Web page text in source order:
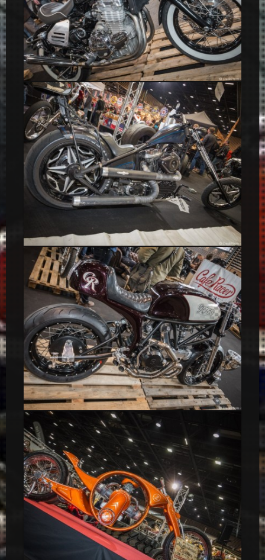
Triumph Café Racer
Chopper noire & bleue
Ducati GR 750 Café Racer – Salon 2 Roues 2015